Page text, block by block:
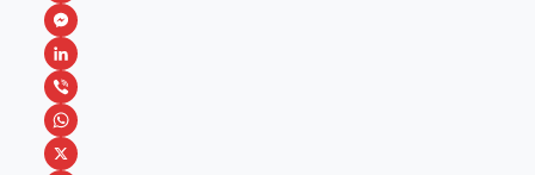
F
a
c
e
b
M
e
s
s
L
i
n
V
iW